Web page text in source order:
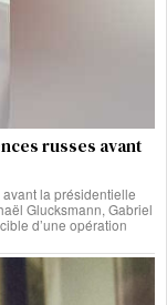
russes avant
la présidentielle
Glucksmann, Gabriel
d’une opération